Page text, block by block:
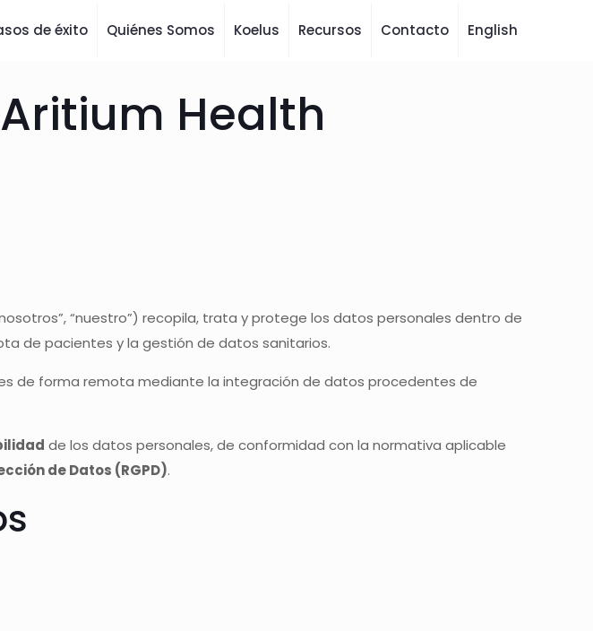
de éxito Quiénes Somos Koelus Recursos Contacto English
Health
“nuestro”) recopila, trata y protege los datos personales dentro de
de pacientes y la gestión de datos sanitarios.
de forma remota mediante la integración de datos procedentes de
de los datos personales, de conformidad con la normativa aplicable
de Datos (RGPD).